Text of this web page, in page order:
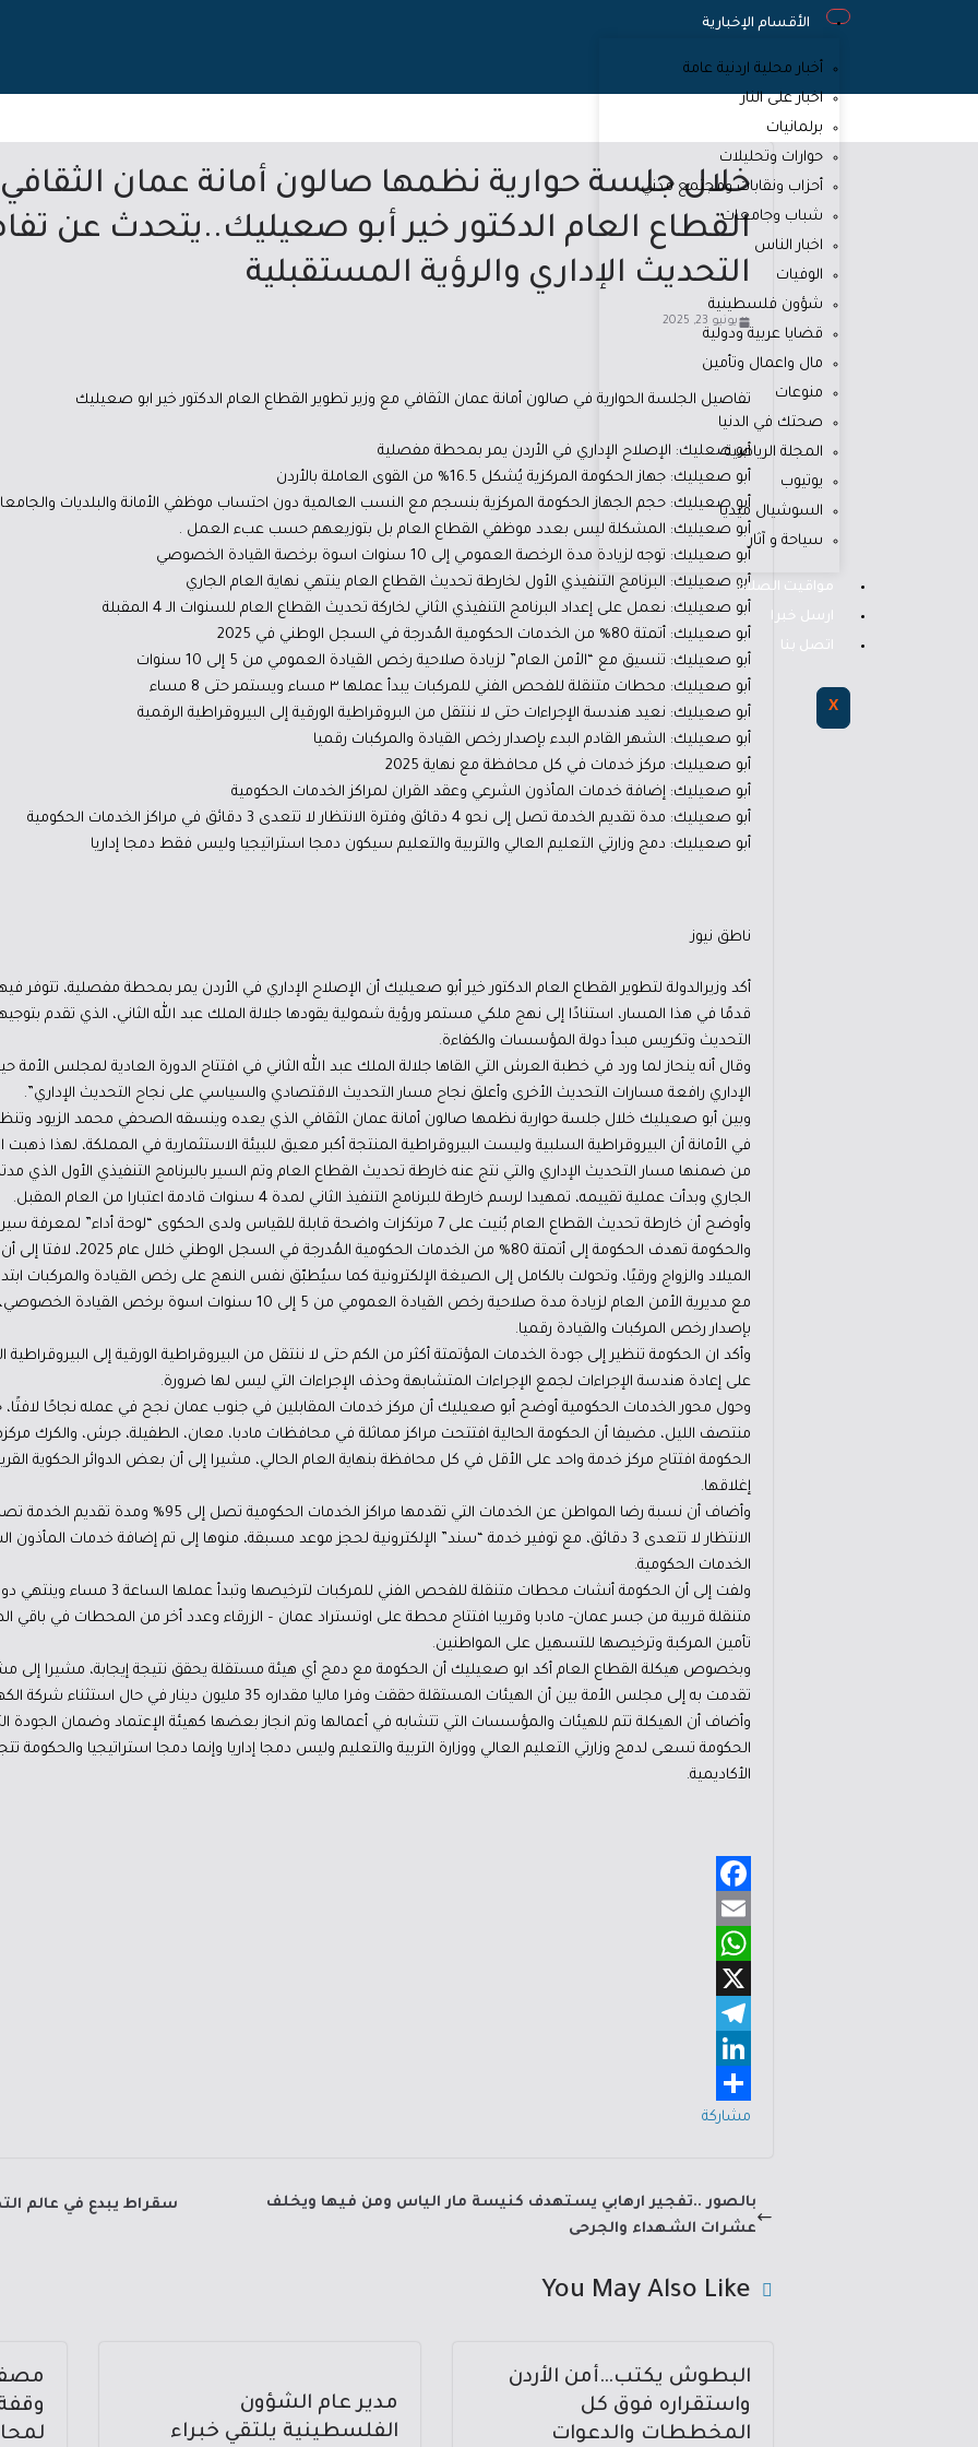
الأقسام الإخبارية
أخبار محلية اردنية عامة
اخبار على النار
برلمانيات
حوارات وتحليلات
أحزاب ونقابات ومجتمع مدني
شباب وجامعات
اخبار الناس
الوفيات
شؤون فلسطينية
قضايا عربية ودولية
مال واعمال وتأمين
منوعات
صحتك في الدنيا
المجلة الرياضية
يوتيوب
السوشيال ميديا
سياحة و آثار
مواقيت الصلاة
ارسل خبرا
اتصل بنا
X
خلال جلسة حوارية نظمها صالون أمانة عمان
القطاع العام الدكتور خير أبو صعيليك..يتحدث عن
التحديث الإداري والرؤية المستقبلية
يونيو 23, 2025
تفاصيل الجلسة الحوارية في صالون أمانة عمان الثقافي مع وزير تطوير القطاع العام الدكتور خير ابو صعيليك
أبو صعليك: الإصلاح الإداري في الأردن يمر بمحطة مفصلية
أبو صعيليك: جهاز الحكومة المركزية يُشكل 16.5% من القوى العاملة بالأردن
أبو صعيليك: حجم الجهاز الحكومة المركزية بنسجم مع النسب العالمية دون احتساب موظفي الأمانة والبلديات
أبو صعيليك: المشكلة ليس بعدد موظفي القطاع العام بل بتوزيعهم حسب عبء العمل .
أبو صعيليك: توجه لزيادة مدة الرخصة العمومي إلى 10 سنوات اسوة برخصة القيادة الخصوصي
أبو صعيليك: البرنامج التنفيذي الأول لخارطة تحديث القطاع العام ينتهي نهاية العام الجاري
أبو صعيليك: نعمل على إعداد البرنامج التنفيذي الثاني لخاركة تحديث القطاع العام للسنوات الـ 4 المقبلة
أبو صعيليك: أتمتة 80% من الخدمات الحكومية المُدرجة في السجل الوطني في 2025
أبو صعيليك: تنسيق مع “الأمن العام” لزيادة صلاحية رخص القيادة العمومي من 5 إلى 10 سنوات
أبو صعيليك: محطات متنقلة للفحص الفني للمركبات يبدأ عملها ٣ مساء ويستمر حتى 8 مساء
أبو صعيليك: نعيد هندسة الإجراءات حتى لا ننتقل من البروقراطية الورقية إلى البيروقراطية الرقمية
أبو صعيليك: الشهر القادم البدء بإصدار رخص القيادة والمركبات رقميا
أبو صعيليك: مركز خدمات في كل محافظة مع نهاية 2025
أبو صعيليك: إضافة خدمات المأذون الشرعي وعقد القران لمراكز الخدمات الحكومية
أبو صعيليك: مدة تقديم الخدمة تصل إلى نحو 4 دقائق وفترة الانتظار لا تتعدى 3 دقائق في مراكز الخدمات الحكومية
أبو صعيليك: دمج وزارتي التعليم العالي والتربية والتعليم سيكون دمجا استراتيجيا وليس فقط دمجا إداريا
ناطق نيوز
أكد وزيرالدولة لتطوير القطاع العام الدكتور خير أبو صعيليك أن الإصلاح الإداري في الأردن يمر بمحطة مفصلية، تتوفر
قدمًا في هذا المسار، استنادًا إلى نهج ملكي مستمر ورؤية شمولية يقودها جلالة الملك عبد الله الثاني، الذي تقدم
التحديث وتكريس مبدأ دولة المؤسسات والكفاءة.
وقال أنه ينحاز لما ورد في خطبة العرش التي القاها جلالة الملك عبد الله الثاني في افتتاح الدورة العادية لمجلس الأمة
الإداري رافعة مسارات التحديث الأخرى وأعلق نجاح مسار التحديث الاقتصادي والسياسي على نجاح التحديث الإداري”.
وبين أبو صعيليك خلال جلسة حوارية نظمها صالون أمانة عمان الثقافي الذي يعده وينسقه الصحفي محمد الزيود وتنظمه
الجاري وبدأت عملية تقييمه، تمهيدا لرسم خارطة للبرنامج التنفيذ الثاني لمدة 4 سنوات قادمة اعتبارا من العام المقبل.
وأوضح أن خارطة تحديث القطاع العام بُنيت على 7 مرتكزات واضحة قابلة للقياس ولدى الحكوى “لوحة
والحكومة تهدف الحكومة إلى أتمتة
الميلاد والزواج ورقيًا، وتحولت بالكامل إلى الصيغة الإلكترونية كما سيُطبّق نفس النهج على رخص القيادة والمركبات
مع مديرية الأمن العام لزيادة مدة صلاحية رخص القيادة العمومي من 5 إلى 10
بإصدار رخص المركبات والقيادة رقميا.
وأكد ان الحكومة تنظير إلى جودة الخدمات المؤتمتة أكثر من الكم حتى لا ننتقل من البيروقراطية الورقية إلى
على إعادة هندسة الإجراءات لجمع الإجراءات المتشابهة وحذف الإجراءات التي ليس لها ضرورة.
منتصف الليل، مضيفا أن الحكومة الحالية افتتحت مراكز مماثلة في محافظات مادبا، معان، الطفيلة، جرش، والكرك
الحكومة افتتاح مركز خدمة واحد على الأقل في كل محافظة بنهاية العام الحالي، مشيرا إلى أن بعض الدوائر الحكوية
إغلاقها.
الانتظار لا تتعدى 3 دقائق، مع توفير خدمة “سند” الإلكترونية لحجز موعد مسبقة، منوها إلى تم إضافة خدمات
الخدمات الحكومية.
متنقلة قريبة من جسر عمان- مادبا وقريبا افتتاح محطة على اوتستراد عمان – الزرقاء وعدد أخر من المحطات في باقي
تأمين المركبة وترخيصها للتسهيل على المواطنين.
وبخصوص هيكلة القطاع العام أكد ابو صعيليك أن الحكومة مع دمج أي هيئة مستقلة يحقق نتيجة إيجابة، مشيرا إلى
تقدمت به إلى مجلس الأمة بين أن الهيئات المستقلة حققت وفرا ماليا مقداره 35 مليون دينار في حال استثناء شركة الكهرباء الوطنية وسلطة المياه.
وأضاف أن الهيكلة تتم للهيئات والمؤسسات التي تتشابه في أعمالها وتم انجاز بعضها كهيئة الإعتماد وضمان الجودة
الحكومة تسعى لدمج وزارتي التعليم العالي ووزارة التربية والتعليم وليس دمجا إداريا وإنما دمجا استراتيجيا والحكومة
الأكاديمية.
F
a
e
b
o
o
E
m
a
W
h
a
s
p
X
T
e
l
r
m
i
e
I
مشاركة
بالصور ..تفجير ارهابي يستهدف كنيسة مار الياس ومن فيها ويخلف
عشرات الشهداء والجرحى
سقراط يبدع في عالم
You May Also Like
البطوش يكتب…أمن الأردن
واستقراره فوق كل
المخططات والدعوات
مدير عام الشؤون
الفلسطينية يلتقي خبراء